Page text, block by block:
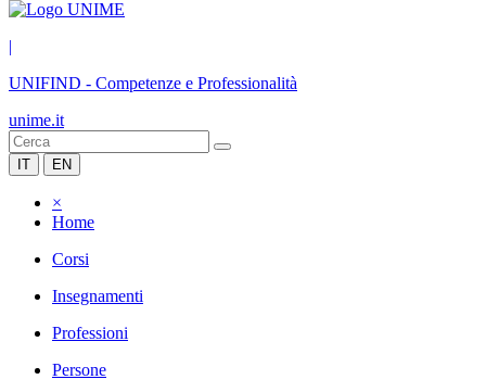
|
UNIFIND - Competenze e Professionalità
unime.it
IT EN
×
Home
Corsi
Insegnamenti
Professioni
Persone